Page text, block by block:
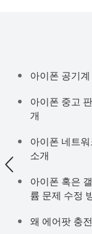
아이폰 공기
아이폰 중고
개
아이폰 네트
소개
아이폰 혹은
륨 문제 수정
왜 에어팟 충